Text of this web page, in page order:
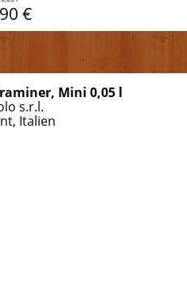
€
Mini 0,05 l
s.r.l.
Italien